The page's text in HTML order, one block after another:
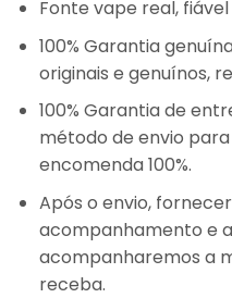
Fonte vape real,
100% Garantia
originais e genuínos,
100% Garantia de
método de envio
encomenda 100%.
Após o envio,
acompanhamento e
acompanharemos a
receba.